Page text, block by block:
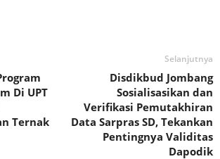
Di UPT
Ternak
Selanjutnya
Disdikbud Jombang
Sosialisasikan dan
Verifikasi Pemutakhiran
Data Sarpras SD, Tekankan
Pentingnya Validitas
Dapodik